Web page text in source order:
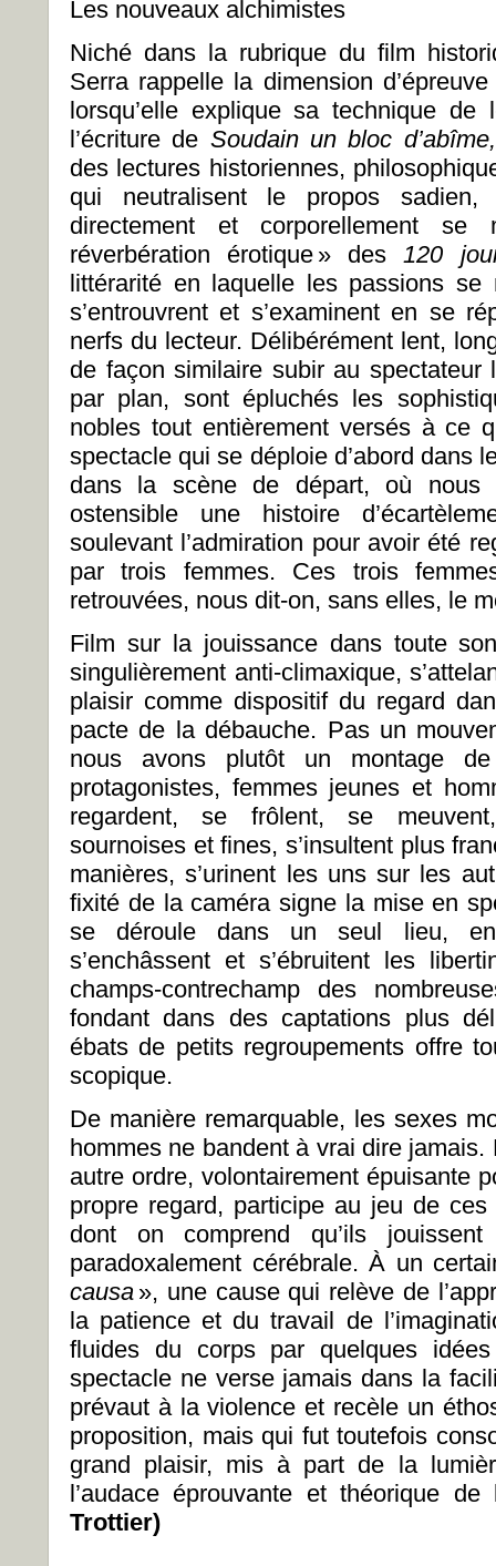
Les nouveaux alchimistes
Niché dans la rubrique du film
Serra rappelle la dimension
lorsqu’elle explique sa technique
l’écriture de Soudain un bloc
des lectures historiennes,
qui neutralisent le propos sadien,
directement et corporellement se
réverbération érotique » des120
littérarité en laquelle les passions
s’entrouvrent et s’examinent en se
nerfs du lecteur. Délibérément lent,
de façon similaire subir au spectateur
par plan, sont épluchés les
nobles tout entièrement versés à ce
spectacle qui se déploie d’abord dans
dans la scène de départ, où nous
ostensible une histoire
soulevant l’admiration pour avoir été
par trois femmes. Ces trois
retrouvées, nous dit-on, sans elles, le
Film sur la jouissance dans toute
singulièrement anti-climaxique,
plaisir comme dispositif du regard
pacte de la débauche. Pas un
nous avons plutôt un montage
protagonistes, femmes jeunes et
regardent, se frôlent, se
sournoises et fines, s’insultent plus
manières, s’urinent les uns sur les
fixité de la caméra signe la mise en
se déroule dans un seul lieu,
s’enchâssent et s’ébruitent les
champs-contrechamp des
fondant dans des captations plus
ébats de petits regroupements offre
scopique.
De manière remarquable, les sexes
hommes ne bandent à vrai dire jamais.
autre ordre, volontairement épuisante
propre regard, participe au jeu de
dont on comprend qu’ils
paradoxalement cérébrale. À un
causa », une cause qui relève de
la patience et du travail de
fluides du corps par quelques
spectacle ne verse jamais dans la
prévaut à la violence et recèle un
proposition, mais qui fut toutefois
grand plaisir, mis à part de la
l’audace éprouvante et théorique
Trottier)